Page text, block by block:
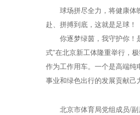
球场拼尽全力，将健康体
赴、拼搏到底，这就是足球！
你逐梦绿茵，我守护你！
式”在北京新工体隆重举行，
作为工作用车。一个是高端纯
事业和绿色出行的发展贡献己
北京市体育局党组成员/